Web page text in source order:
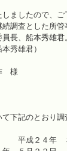
ましたので、ご
調査とした所管
長、船本秀雄君
秀雄君）
様
下記のとおり調
４年 ３月